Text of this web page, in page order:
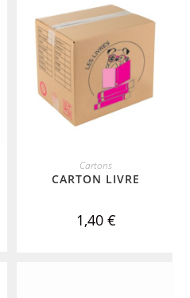
ADD TO CART
Cartons
CARTON LIVRE
1,40 €